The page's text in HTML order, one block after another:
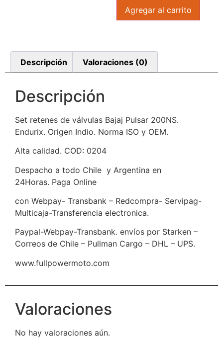
Agregar al carrito
Descripción Valoraciones (0)
Descripción
Set retenes de válvulas Bajaj Pulsar 200NS.
Endurix. Origen Indio. Norma ISO y OEM.
Alta calidad. COD: 0204
Despacho a todo Chile y Argentina en
24Horas. Paga Online
con Webpay- Transbank – Redcompra- Servipag-
Multicaja-Transferencia electronica.
Paypal-Webpay-Transbank. envíos por Starken –
Correos de Chile – Pullman Cargo – DHL – UPS.
www.fullpowermoto.com
Valoraciones
No hay valoraciones aún.